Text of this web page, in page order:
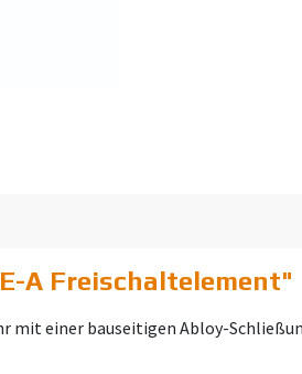
A Freischaltelement"
mit einer bauseitigen Abloy-